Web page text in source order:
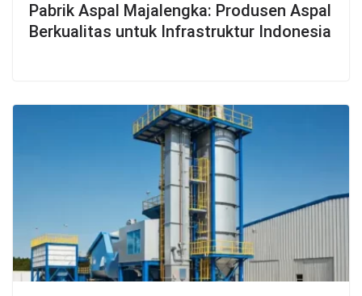
Pabrik Aspal Majalengka: Produsen Aspal
Berkualitas untuk Infrastruktur Indonesia